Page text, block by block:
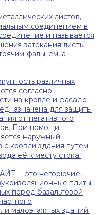
листов,
соединением в
и называется
затекания листы
фальцем, а
различных
согласно
на кровле и фасаде
для защиты
от негативного
При помощи
наружный
кровли здания путем
её к месту стока.
– это негорючие,
плиты
пород базальтовой
малоэтажных зданий.